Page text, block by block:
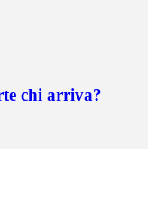
chi arriva?